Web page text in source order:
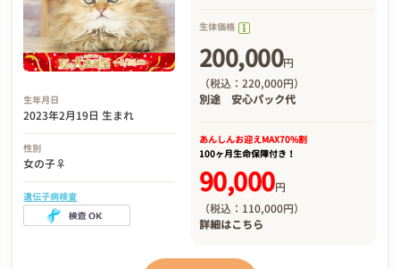
生年月日
2023年2月19日 生まれ
性別
女の子♀
遺伝子病検査
生体価格
200,000円
（税込：220,000円）
別途 安心パック代
あんしんお迎えMAX70%割
100ヶ月生命保障付き！
90,000円
（税込：110,000円）
詳細はこちら